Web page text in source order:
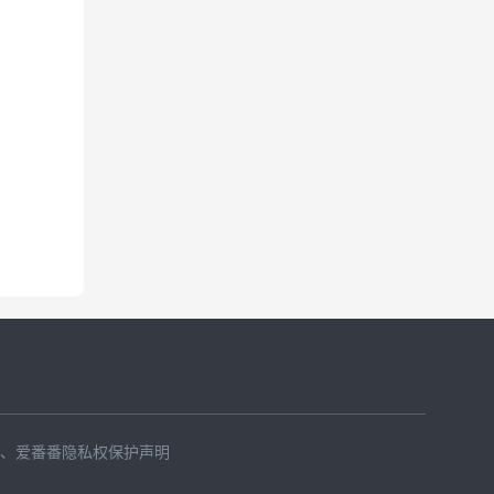
、 爱番番隐私权保护声明